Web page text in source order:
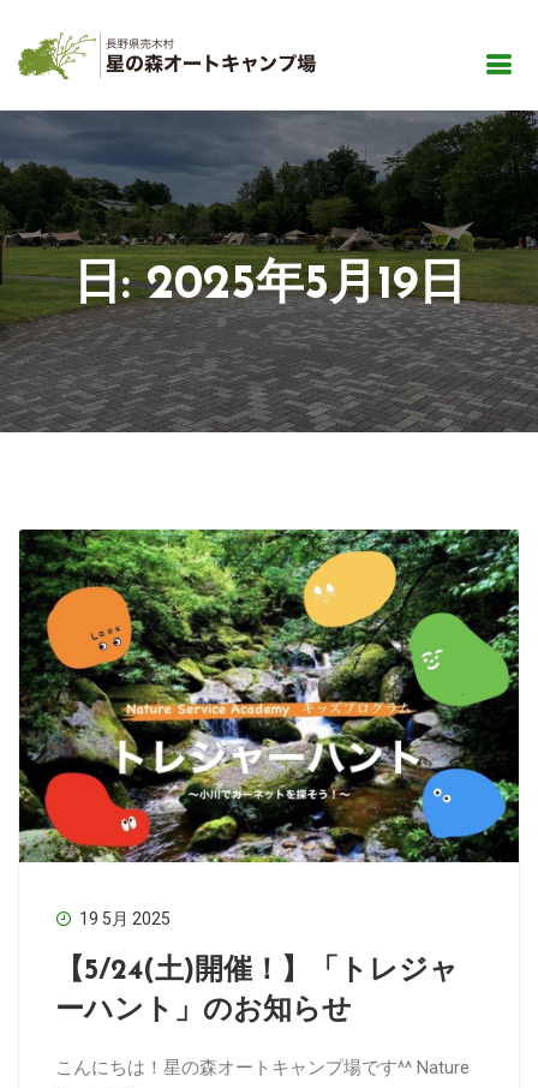
日:2025年5月19日
19 5月 2025
【5/24(土)開催！】「トレジャ
ーハント」のお知らせ
こんにちは！星の森オートキャンプ場です^^ Nature